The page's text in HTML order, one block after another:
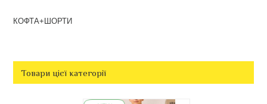
КОФТА+ШОРТИ
Товари цієї категорії